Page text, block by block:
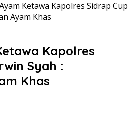
Ketawa Kapolres Sidrap Cup
Ayam Khas
Kapolres
Syah :
Khas